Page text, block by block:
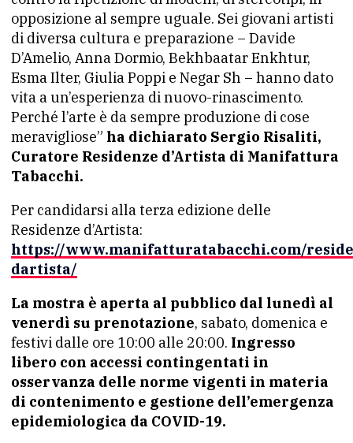
opposizione al sempre uguale. Sei giovani artisti
di diversa cultura e preparazione – Davide
D’Amelio, Anna Dormio, Bekhbaatar Enkhtur,
Esma Ilter, Giulia Poppi e Negar Sh – hanno dato
vita a un’esperienza di nuovo-rinascimento.
Perché l’arte è da sempre produzione di cose
meravigliose” ha dichiarato Sergio Risaliti,
Curatore Residenze d’Artista di Manifattura
Tabacchi.
Per candidarsi alla terza edizione delle
Residenze d’Artista:
https://www.manifatturatabacchi.com/
dartista/
La mostra è aperta al pubblico dal lunedì al
venerdì su prenotazione, sabato, domenica e
festivi dalle ore 10:00 alle 20:00. Ingresso
libero con accessi contingentati in
osservanza delle norme vigenti in materia
di contenimento e gestione dell’emergenza
epidemiologica da COVID-19.